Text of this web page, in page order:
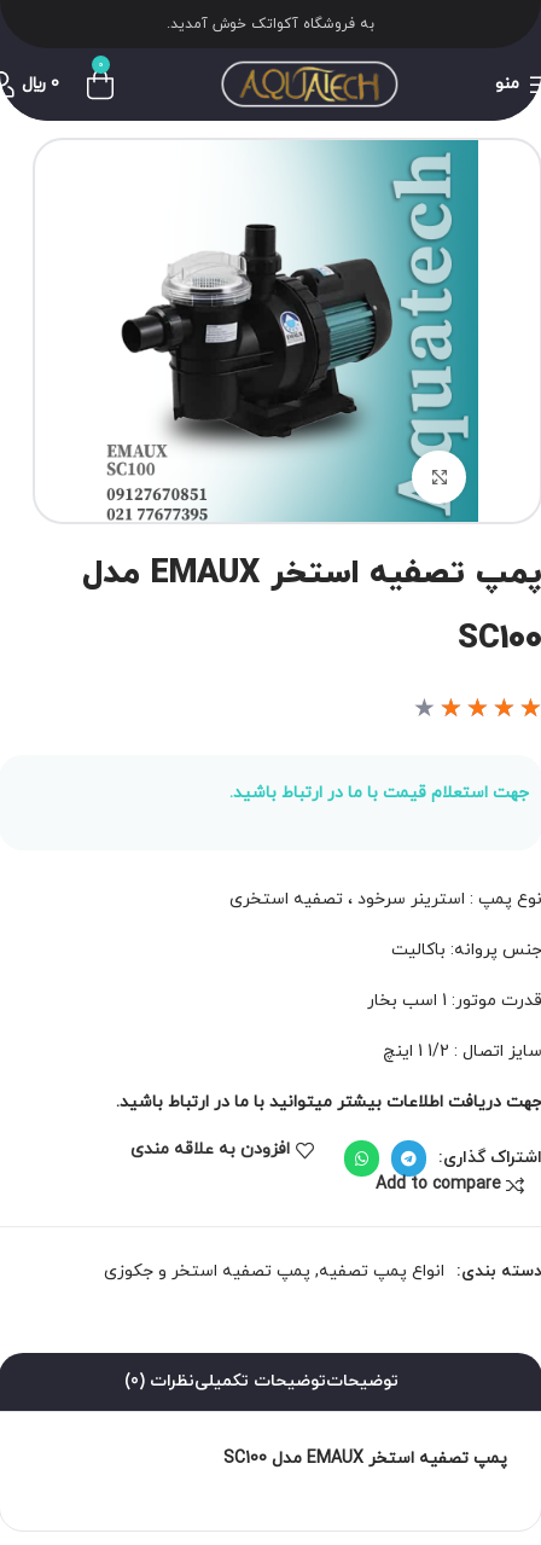
به فروشگاه آکواتک خوش آمدید.
منو
0
0 ﷼
برای بزرگنمایی کلیک کنید
پمپ تصفیه استخر EMAUX مدل
★
★
★
★
جهت استعلام قیمت با ما در ارتباط باشید.
پمپ : استرینر سرخود ، تصفیه استخری
پروانه: باکالیت
موتور: 1 اسب بخار
اتصال : 1/2 1 اینچ
دریافت اطلاعات بیشتر میتوانید با ما در ارتباط باشید.
گذاری:
افزودن به علاقه مندی
Add to compare
بندی: انواع پمپ تصفیه, پمپ تصفیه استخر و جکوزی
توضیحاتتوضیحات تکمیلینظرات (0)
پمپ تصفیه استخر EMAUX مدل SC100